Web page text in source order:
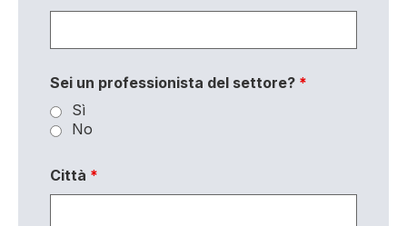
Sei un professionista del settore? *
Sì
No
Città *